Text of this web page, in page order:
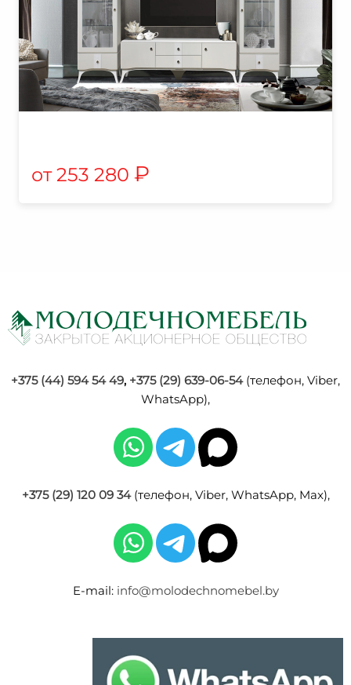
253 280 ₽
+375 (44) 594 54 49, +375 (29) 639-06-54(телефон, Viber,
WhatsApp),
+375 (29) 120 09 34(телефон, Viber, WhatsApp, Max),
E-mail: info@molodechnomebel.by